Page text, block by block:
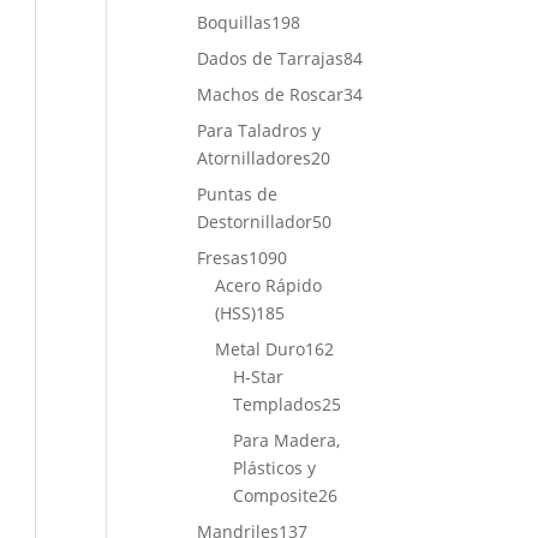
Boquillas198198
productos
Dados de Tarrajas8484
Machos de Roscar3434
Para Taladros y
Atornilladores2020
Puntas de
Destornillador5050
Fresas10901090
productos
Acero Rápido
(HSS)185
productos
Metal Duro162
H-Star
Templados25
Para Madera,
Plásticos y
Composite2626
Mandriles137137